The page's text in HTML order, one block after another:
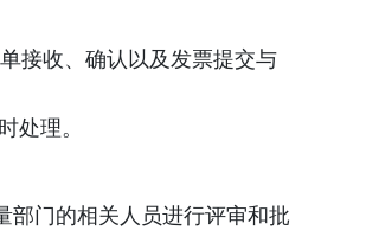
接收、确认以及发票提交与
处理。
部门的相关人员进行评审和批